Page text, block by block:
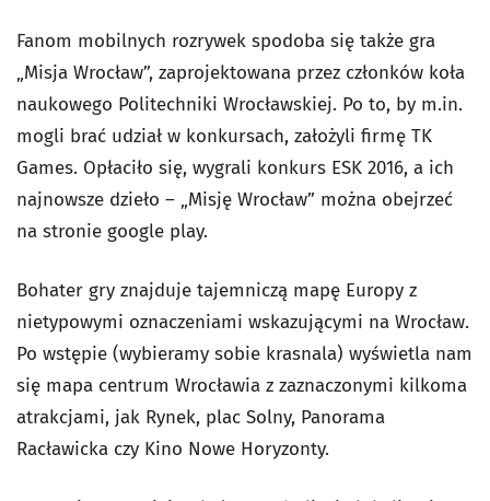
Fanom mobilnych rozrywek spodoba się także gra
„Misja Wrocław”, zaprojektowana przez członków koła
naukowego Politechniki Wrocławskiej. Po to, by m.in.
mogli brać udział w konkursach, założyli firmę TK
Games. Opłaciło się, wygrali konkurs ESK 2016, a ich
najnowsze dzieło – „Misję Wrocław” można obejrzeć
na stronie google play.
Bohater gry znajduje tajemniczą mapę Europy z
nietypowymi oznaczeniami wskazującymi na Wrocław.
Po wstępie (wybieramy sobie krasnala) wyświetla nam
się mapa centrum Wrocławia z zaznaczonymi kilkoma
atrakcjami, jak Rynek, plac Solny, Panorama
Racławicka czy Kino Nowe Horyzonty.